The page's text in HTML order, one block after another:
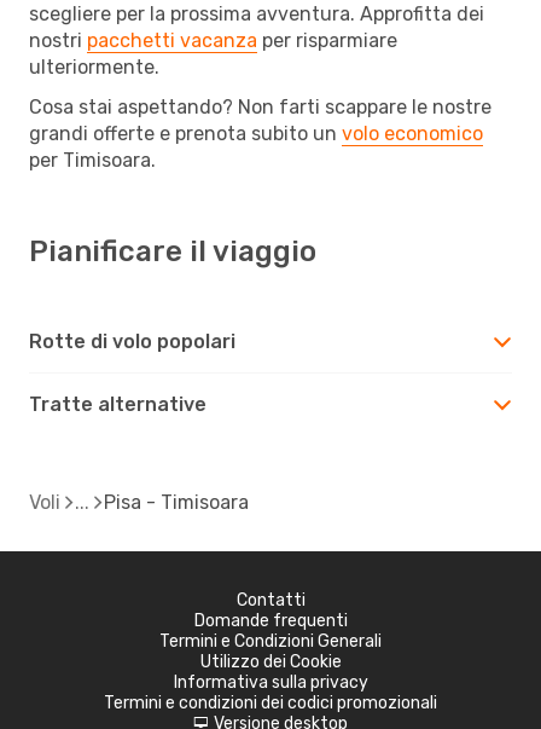
scegliere per la prossima avventura. Approfitta dei
nostri pacchetti vacanza per risparmiare
ulteriormente.
Cosa stai aspettando? Non farti scappare le nostre
grandi offerte e prenota subito un volo economico
per Timisoara.
Pianificare il viaggio
Rotte di volo popolari
Tratte alternative
Voli Pisa - Timisoara
Contatti
Domande frequenti
Termini e Condizioni Generali
Utilizzo dei Cookie
Informativa sulla privacy
Termini e condizioni dei codici promozionali
d Versione desktop